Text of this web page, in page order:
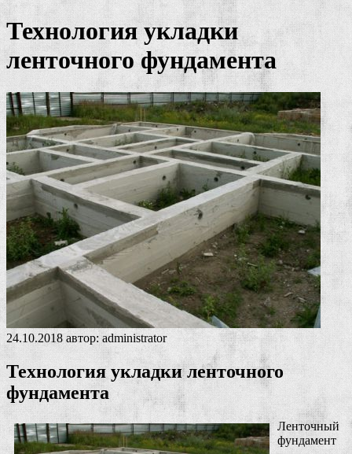
Технология укладки
ленточного фундамента
24.10.2018 автор: administrator
Технология укладки ленточного
фундамента
Ленточный
фундамент